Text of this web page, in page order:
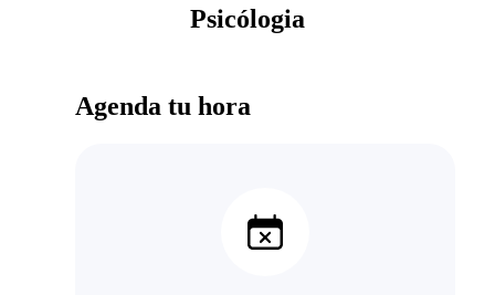
Psicólogia
Agenda tu hora